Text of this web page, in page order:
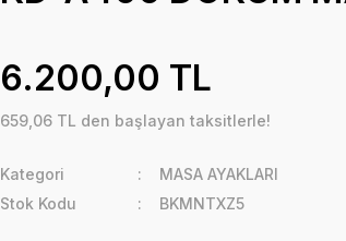
6.200,00 TL
659,06 TL den başlayan taksitlerle!
Kategori
MASA AYAKLARI
Stok Kodu
BKMNTXZ5